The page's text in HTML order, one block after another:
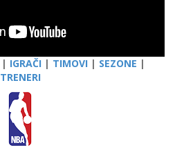
| IGRAČI| TIMOVI| SEZONE |
TRENERI